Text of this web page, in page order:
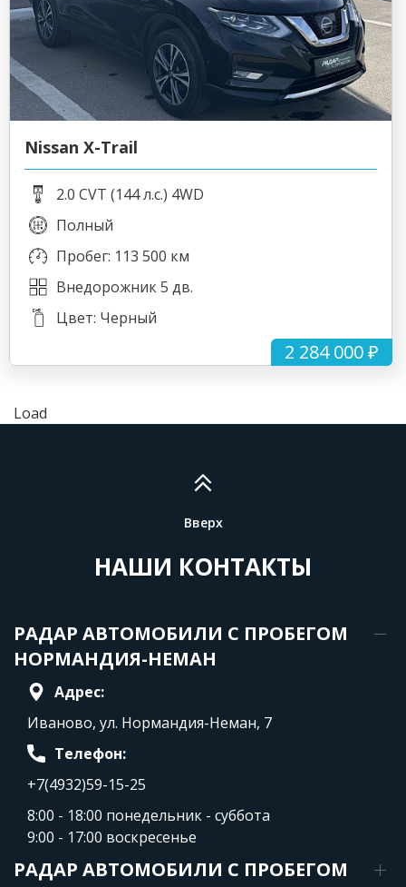
2 284 000 ₽
Nissan X-Trail
2.0 CVT (144 л.с.) 4WD
Полный
Пробег: 113 500 км
Внедорожник 5 дв.
Цвет: Черный
Load
Вверх
НАШИ КОНТАКТЫ
РАДАР АВТОМОБИЛИ С ПРОБЕГОМ
НОРМАНДИЯ-НЕМАН
Адрес:
Иваново, ул. Нормандия-Неман, 7
Телефон:
+7(4932)59-15-25
8:00 - 18:00 понедельник - суббота
9:00 - 17:00 воскресенье
РАДАР АВТОМОБИЛИ С ПРОБЕГОМ